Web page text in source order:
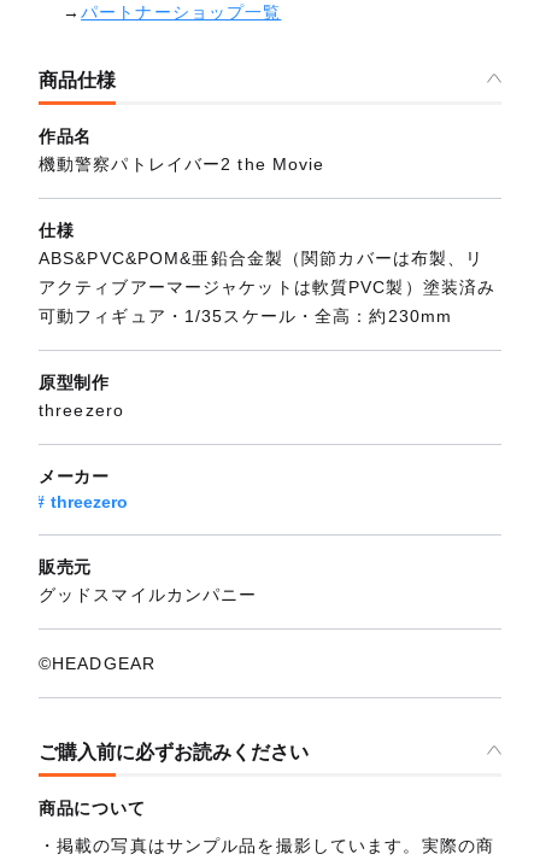
→パートナーショップ一覧
商品仕様
作品名
機動警察パトレイバー2 the Movie
仕様
ABS&PVC&POM&亜鉛合金製（関節カバーは布製、リ
アクティブアーマージャケットは軟質PVC製）塗装済み
可動フィギュア・1/35スケール・全高：約230mm
原型制作
threezero
メーカー
threezero
販売元
グッドスマイルカンパニー
©HEADGEAR
ご購入前に必ずお読みください
商品について
掲載の写真はサンプル品を撮影しています。実際の商